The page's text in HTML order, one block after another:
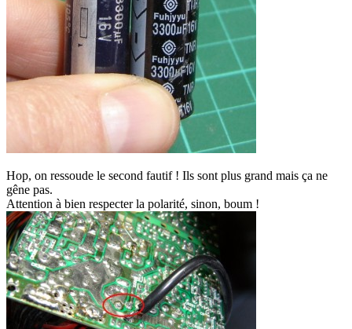
Hop, on ressoude le second fautif ! Ils sont plus grand mais ça ne
gêne pas.
Attention à bien respecter la polarité, sinon, boum !